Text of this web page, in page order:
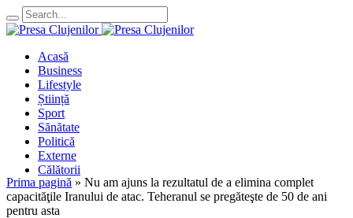
Acasă
Business
Lifestyle
Știință
Sport
Sănătate
Politică
Externe
Călătorii
Prima pagină » Nu am ajuns la rezultatul de a elimina complet
capacităţile Iranului de atac. Teheranul se pregăteşte de 50 de ani
pentru asta